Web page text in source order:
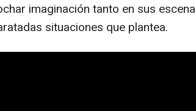
imaginación tanto en sus
situaciones que plantea.